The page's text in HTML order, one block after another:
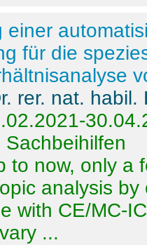
einer
für die
rer. nat.
Sachbeihilfen
to now, only a
analysis
with CE/MC-
...